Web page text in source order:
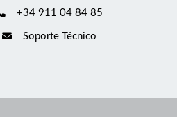
+34 911 04 84 85
Soporte Técnico